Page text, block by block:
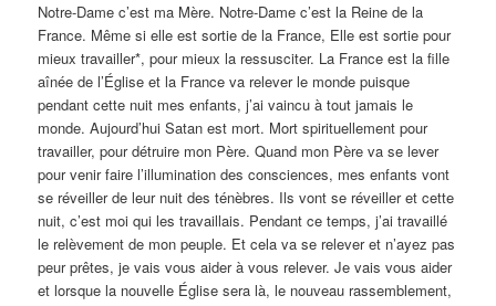
Notre-Dame c’est ma Mère. Notre-Dame c’est la Reine de la
France. Même si elle est sortie de la France, Elle est sortie pour
mieux travailler*, pour mieux la ressusciter. La France est la fille
aînée de l’Église et la France va relever le monde puisque
pendant cette nuit mes enfants, j’ai vaincu à tout jamais le
monde. Aujourd’hui Satan est mort. Mort spirituellement pour
travailler, pour détruire mon Père. Quand mon Père va se lever
pour venir faire l’illumination des consciences, mes enfants vont
se réveiller de leur nuit des ténèbres. Ils vont se réveiller et cette
nuit, c’est moi qui les travaillais. Pendant ce temps, j’ai travaillé
le relèvement de mon peuple. Et cela va se relever et n’ayez pas
peur prêtes, je vais vous aider à vous relever. Je vais vous aider
et lorsque la nouvelle Église sera là, le nouveau rassemblement,